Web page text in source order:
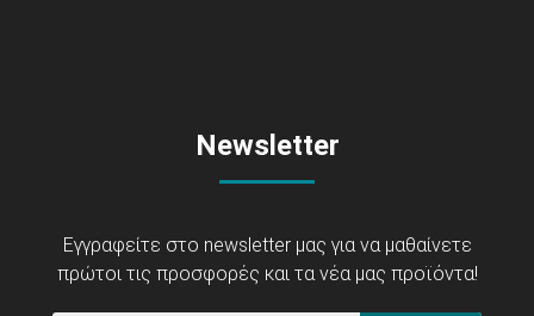
Newsletter
Εγγραφείτε στο newsletter μας για να μαθαίνετε
πρώτοι τις προσφορές και τα νέα μας προϊόντα!